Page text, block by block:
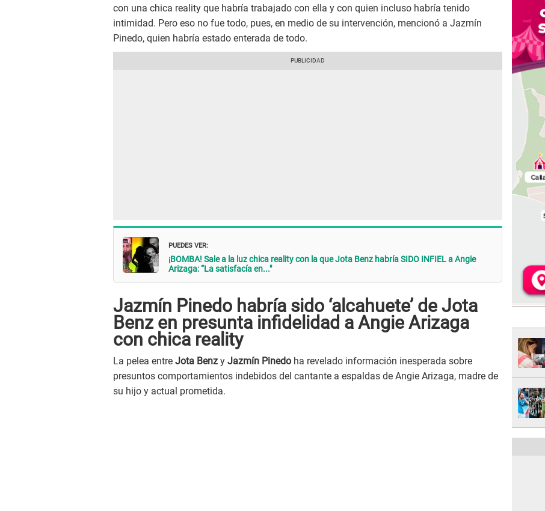
con una chica reality que habría trabajado con ella y con quien incluso habría tenido
intimidad. Pero eso no fue todo, pues, en medio de su intervención, mencionó a Jazmín
Pinedo, quien habría estado enterada de todo.
PUEDES VER:
¡BOMBA! Sale a la luz chica reality con la que Jota Benz habría SIDO INFIEL a Angie
Arizaga: “La satisfacía en..."
Jazmín Pinedo habría sido ‘alcahuete’ de Jota
Benz en presunta infidelidad a Angie Arizaga
con chica reality
La pelea entre Jota Benz y Jazmín Pinedo ha revelado información inesperada sobre
presuntos comportamientos indebidos del cantante a espaldas de Angie Arizaga, madre de
su hijo y actual prometida.